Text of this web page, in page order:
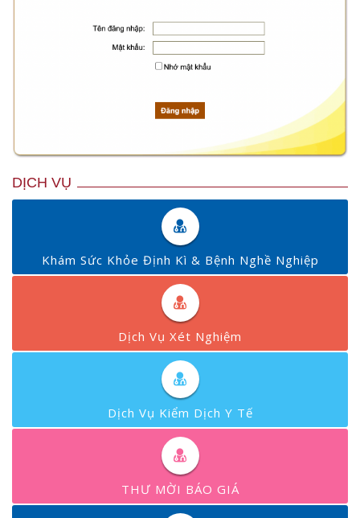
DỊCH VỤ
Khám Sức Khỏe Định Kì & Bệnh Nghề Nghiệp
Dịch Vụ Xét Nghiệm
Dịch Vụ Kiểm Dịch Y Tế
THƯ MỜI BÁO GIÁ